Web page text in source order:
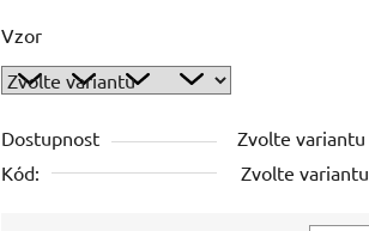
Vzor
Dostupnost
Zvolte variantu
Kód:
Zvolte variantu